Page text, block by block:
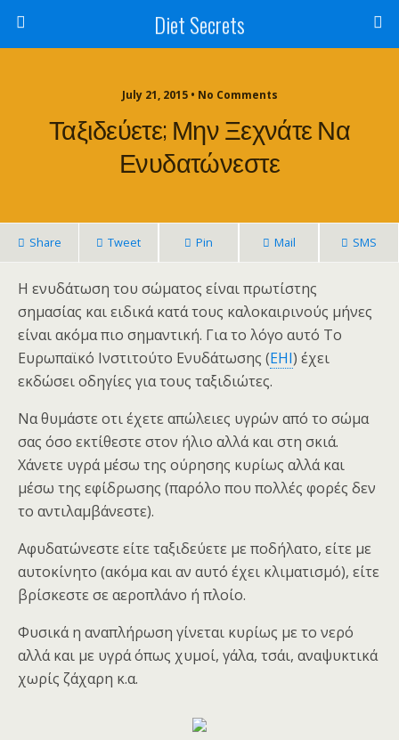
Diet Secrets
July 21, 2015 • No Comments
Ταξιδεύετε; Μην Ξεχνάτε Να
Ενυδατώνεστε
Share Tweet Pin Mail SMS
Η ενυδάτωση του σώματος είναι πρωτίστης
σημασίας και ειδικά κατά τους καλοκαιρινούς μήνες
είναι ακόμα πιο σημαντική. Για το λόγο αυτό Το
Ευρωπαϊκό Ινστιτούτο Ενυδάτωσης (EHI) έχει
εκδώσει οδηγίες για τους ταξιδιώτες.
Να θυμάστε οτι έχετε απώλειες υγρών από το σώμα
σας όσο εκτίθεστε στον ήλιο αλλά και στη σκιά.
Χάνετε υγρά μέσω της ούρησης κυρίως αλλά και
μέσω της εφίδρωσης (παρόλο που πολλές φορές δεν
το αντιλαμβάνεστε).
Αφυδατώνεστε είτε ταξιδεύετε με ποδήλατο, είτε με
αυτοκίνητο (ακόμα και αν αυτό έχει κλιματισμό), είτε
βρίσκεστε σε αεροπλάνο ή πλοίο.
Φυσικά η αναπλήρωση γίνεται κυρίως με το νερό
αλλά και με υγρά όπως χυμοί, γάλα, τσάι, αναψυκτικά
χωρίς ζάχαρη κ.α.